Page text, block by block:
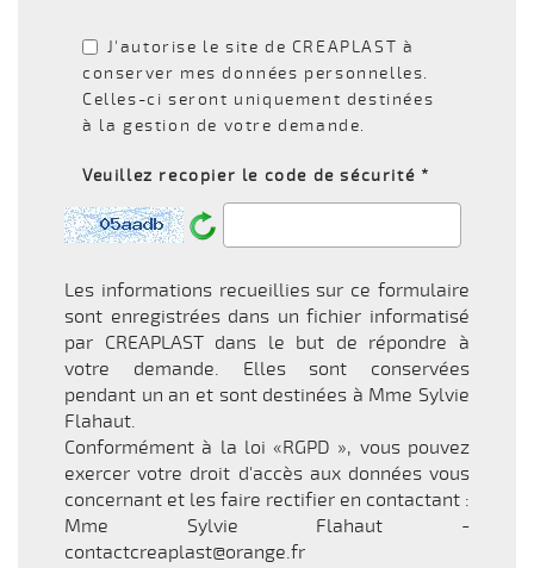
J'autorise le site de CREAPLAST à
conserver mes données personnelles.
Celles-ci seront uniquement destinées
à la gestion de votre demande.
Veuillez recopier le code de sécurité *
Les informations recueillies sur ce formulaire
sont enregistrées dans un fichier informatisé
par CREAPLAST dans le but de répondre à
votre demande. Elles sont conservées
pendant un an et sont destinées à Mme Sylvie
Flahaut.
Conformément à la loi «RGPD », vous pouvez
exercer votre droit d'accès aux données vous
concernant et les faire rectifier en contactant :
Mme Sylvie Flahaut -
contactcreaplast@orange.fr